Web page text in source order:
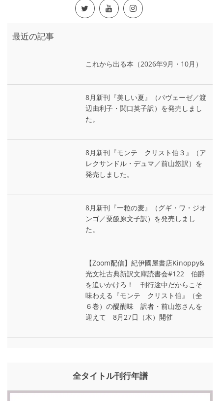
最近の記事
これから出る本（2026年9月・10月）
8月新刊『美しい夏』（パヴェーゼ／渡
辺由利子・関口英子訳）を発売しまし
た。
8月新刊『モンテ゠クリスト伯３』（ア
レクサンドル・デュマ／前山悠訳）を
発売しました。
8月新刊『一粒の麦』（グギ・ワ・ジオ
ンゴ／粟飯原文子訳）を発売しまし
た。
【Zoom配信】紀伊國屋書店Kinoppy&
光文社古典新訳文庫読書会#122 伯爵
を追いかけろ！ 刊行途中だからこそ
味わえる『モンテ゠クリスト伯』（全
６巻）の醍醐味 訳者・前山悠さんを
迎えて 8月27日（木）開催
全タイトル刊行年譜